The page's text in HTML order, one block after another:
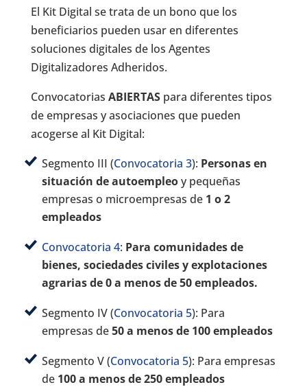
El Kit Digital se trata de un bono que los
beneficiarios pueden usar en diferentes
soluciones digitales de los Agentes
Digitalizadores Adheridos.
Convocatorias ABIERTASpara diferentes tipos
de empresas y asociaciones que pueden
acogerse al Kit Digital:
Segmento III (Convocatoria 3): Personas en
situación de autoempleoy pequeñas
empresas o microempresas de 1 o 2
empleados
Convocatoria 4: Para comunidades de
bienes, sociedades civiles y explotaciones
agrarias de 0 a menos de 50 empleados.
Segmento IV (Convocatoria 5): Para
empresas de50 a menos de 100 empleados
Segmento V (Convocatoria 5): Para empresas
de 100 a menos de 250 empleados